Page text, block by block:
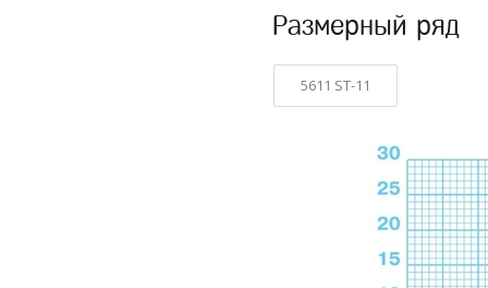
Размерный ряд
5611 ST-11